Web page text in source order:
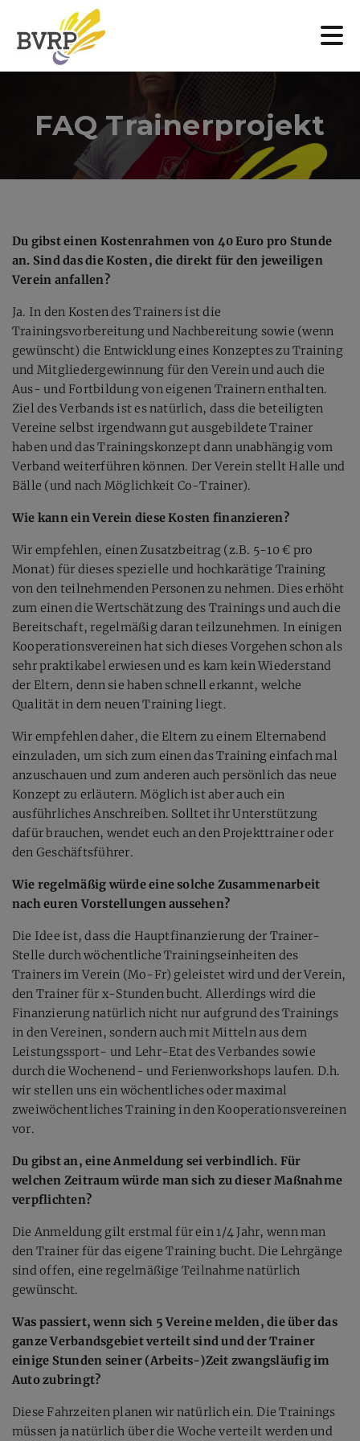
FAQ Trainerprojekt
Du gibst einen Kostenrahmen von 40 Euro pro Stunde
an. Sind das die Kosten, die direkt für den jeweiligen
Verein anfallen?
Ja. In den Kosten des Trainers ist die
Trainingsvorbereitung und Nachbereitung sowie (wenn
gewünscht) die Entwicklung eines Konzeptes zu Training
und Mitgliedergewinnung für den Verein und auch die
Aus- und Fortbildung von eigenen Trainern enthalten.
Ziel des Verbands ist es natürlich, dass die beteiligten
Vereine selbst irgendwann gut ausgebildete Trainer
haben und das Trainingskonzept dann unabhängig vom
Verband weiterführen können. Der Verein stellt Halle und
Bälle (und nach Möglichkeit Co-Trainer).
Wie kann ein Verein diese Kosten finanzieren?
Wir empfehlen, einen Zusatzbeitrag (z.B. 5-10 € pro
Monat) für dieses spezielle und hochkarätige Training
von den teilnehmenden Personen zu nehmen. Dies erhöht
zum einen die Wertschätzung des Trainings und auch die
Bereitschaft, regelmäßig daran teilzunehmen. In einigen
Kooperationsvereinen hat sich dieses Vorgehen schon als
sehr praktikabel erwiesen und es kam kein Wiederstand
der Eltern, denn sie haben schnell erkannt, welche
Qualität in dem neuen Training liegt.
Wir empfehlen daher, die Eltern zu einem Elternabend
einzuladen, um sich zum einen das Training einfach mal
anzuschauen und zum anderen auch persönlich das neue
Konzept zu erläutern. Möglich ist aber auch ein
ausführliches Anschreiben. Solltet ihr Unterstützung
dafür brauchen, wendet euch an den Projekttrainer oder
den Geschäftsführer.
Wie regelmäßig würde eine solche Zusammenarbeit
nach euren Vorstellungen aussehen?
Die Idee ist, dass die Hauptfinanzierung der Trainer-
Stelle durch wöchentliche Trainingseinheiten des
Trainers im Verein (Mo-Fr) geleistet wird und der Verein,
den Trainer für x-Stunden bucht. Allerdings wird die
Finanzierung natürlich nicht nur aufgrund des Trainings
in den Vereinen, sondern auch mit Mitteln aus dem
Leistungssport- und Lehr-Etat des Verbandes sowie
durch die Wochenend- und Ferienworkshops laufen. D.h.
wir stellen uns ein wöchentliches oder maximal
zweiwöchentliches Training in den Kooperationsvereinen
vor.
Du gibst an, eine Anmeldung sei verbindlich. Für
welchen Zeitraum würde man sich zu dieser Maßnahme
verpflichten?
Die Anmeldung gilt erstmal für ein 1/4 Jahr, wenn man
den Trainer für das eigene Training bucht. Die Lehrgänge
sind offen, eine regelmäßige Teilnahme natürlich
gewünscht.
Was passiert, wenn sich 5 Vereine melden, die über das
ganze Verbandsgebiet verteilt sind und der Trainer
einige Stunden seiner (Arbeits-)Zeit zwangsläufig im
Auto zubringt?
Diese Fahrzeiten planen wir natürlich ein. Die Trainings
müssen ja natürlich über die Woche verteilt werden und